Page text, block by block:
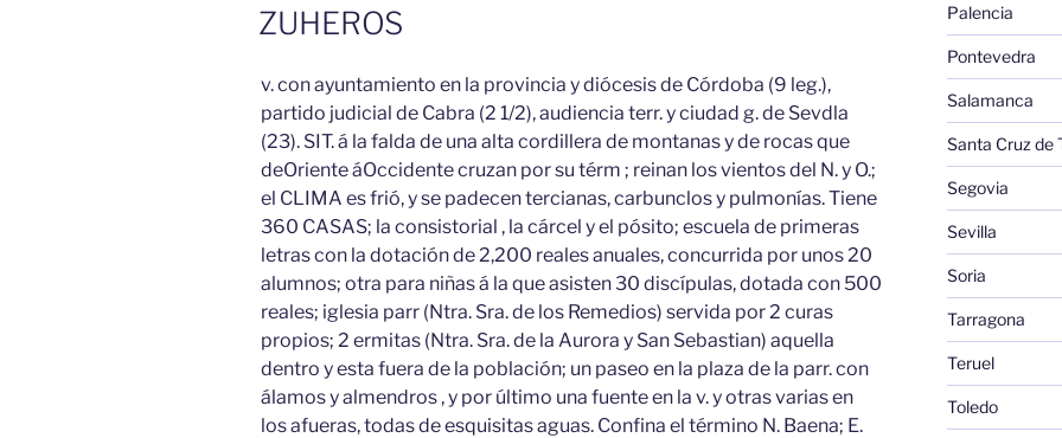
ZUHEROS
v. con ayuntamiento en la provincia y diócesis de Córdoba (9 leg.),
partido judicial de Cabra (2 1/2), audiencia terr. y ciudad g. de Sevdla
(23). SIT. á la falda de una alta cordillera de montanas y de rocas que
deOriente áOccidente cruzan por su térm ; reinan los vientos del N. y O.;
el CLIMA es frió, y se padecen tercianas, carbunclos y pulmonías. Tiene
360 CASAS; la consistorial , la cárcel y el pósito; escuela de primeras
letras con la dotación de 2,200 reales anuales, concurrida por unos 20
alumnos; otra para niñas á la que asisten 30 discípulas, dotada con 500
reales; iglesia parr (Ntra. Sra. de los Remedios) servida por 2 curas
propios; 2 ermitas (Ntra. Sra. de la Aurora y San Sebastian) aquella
dentro y esta fuera de la población; un paseo en la plaza de la parr. con
álamos y almendros , y por último una fuente en la v. y otras varias en
los afueras, todas de esquisitas aguas. Confina el término N. Baena; E.
Palencia
Pontevedra
Salamanca
Santa Cruz de
Segovia
Sevilla
Soria
Tarragona
Teruel
Toledo